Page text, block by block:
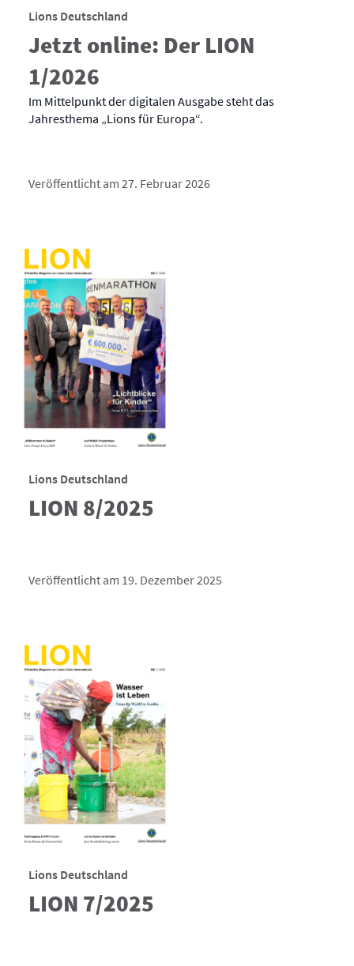
Lions Deutschland
Jetzt online: Der LION
1/2026
Im Mittelpunkt der digitalen Ausgabe steht das
Jahresthema „Lions für Europa“.
Veröffentlicht am 27. Februar 2026
Lions Deutschland
LION 8/2025
Veröffentlicht am 19. Dezember 2025
Lions Deutschland
LION 7/2025